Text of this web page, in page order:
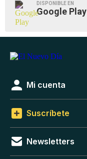
DISPONIBLE EN
Google Play
Mi cuenta
Suscríbete
Newsletters